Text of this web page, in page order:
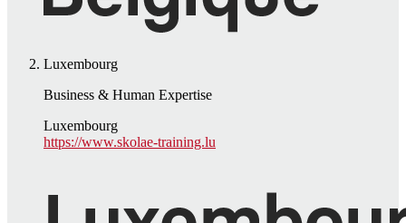
Luxembourg
Business & Human Expertise
Luxembourg
https://www.skolae-training.lu